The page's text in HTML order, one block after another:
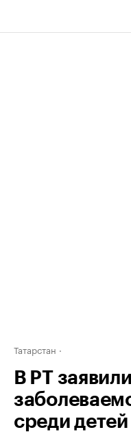
Татарстан
В РТ
среди детей